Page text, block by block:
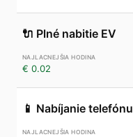
🔌 Plné nabitie EV
€ 0.02
📱 Nabíjanie telefónu